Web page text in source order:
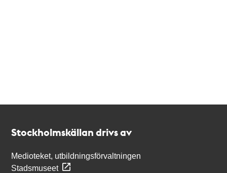
Stockholmskällan drivs av
Medioteket, utbildningsförvaltningen
Stadsmuseet